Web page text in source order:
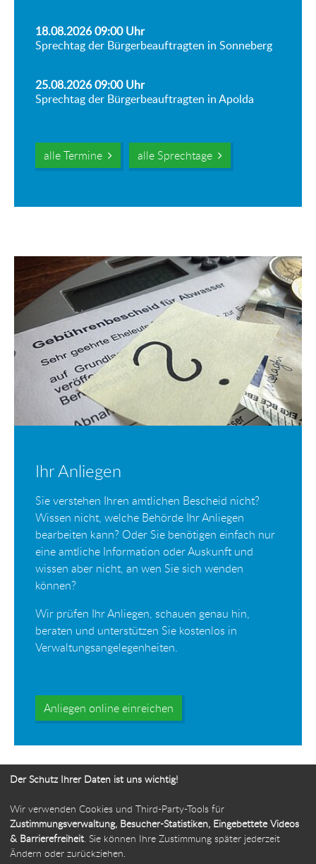
18.08.2026 09:00Uhr
Sprechtag der Bürgerbeauftragten in Sonneberg
25.08.2026 09:00Uhr
Sprechtag der Bürgerbeauftragten in Apolda
alle Termine alle Sprechtage
Ihr Anliegen
Sie verstehen Ihren amtlichen Bescheid nicht?
Wissen nicht, welche Behörde Ihr Anliegen
bearbeiten kann? Oder Sie benötigen einfach nur
eine amtliche Information oder Auskunft und
wissen aber nicht, an wen Sie sich wenden
können?
Wir prüfen Ihr Anliegen, schauen genau hin,
beraten und unterstützen Sie kostenlos in
Verwaltungsangelegenheiten.
Anliegen online einreichen
Ihr Weg zur Bürgerbeauftragten
Der Schutz Ihrer Daten ist uns wichtig!
Wir verwenden Cookies und Third-Party-Tools für
Zustimmungsverwaltung, Besucher-Statistiken, Eingebettete Videos
& Barrierefreiheit. Sie können Ihre Zustimmung später jederzeit
Ändern oder zurückziehen.